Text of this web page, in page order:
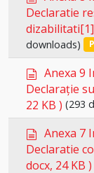
Select
item
o
c
u
m
n
t
Declaratie
dizabilitati[1]
downloads)
Select
d
o
c
u
m
e
n
t
Anexa 9
Declarație
22 KB ) (293
Select
an
d
o
c
Anexa 7
Declaratie
docx, 24 KB )